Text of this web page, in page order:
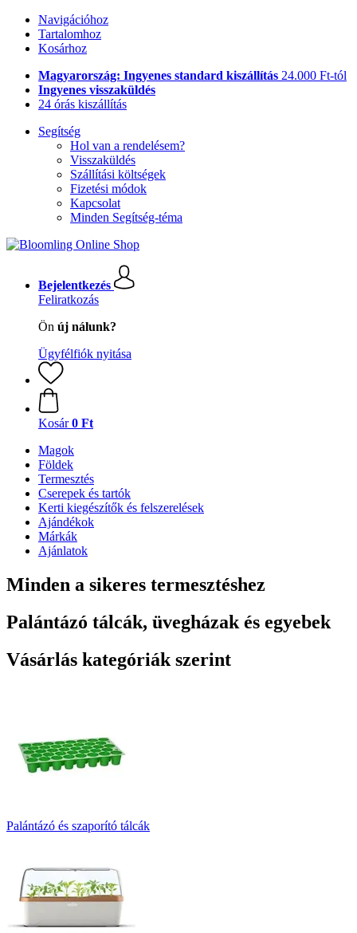
Navigációhoz
Tartalomhoz
Kosárhoz
Magyarország: Ingyenes standard kiszállítás 24.000 Ft-tól
Ingyenes visszaküldés
24 órás kiszállítás
Segítség
Hol van a rendelésem?
Visszaküldés
Szállítási költségek
Fizetési módok
Kapcsolat
Minden Segítség-téma
Bejelentkezés
Feliratkozás
Ön új nálunk?
Ügyfélfiók nyitása
Kosár 0 Ft
Magok
Földek
Termesztés
Cserepek és tartók
Kerti kiegészítők és felszerelések
Ajándékok
Márkák
Ajánlatok
Minden a sikeres termesztéshez
Palántázó tálcák, üvegházak és egyebek
Vásárlás kategóriák szerint
Palántázó és szaporító tálcák